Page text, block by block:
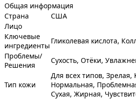
Общая информация
Страна
США
Лицо
Ключевые
ингредиенты
Гликолевая кислота,
Проблемы/
Решения
Сухость, Отёки,
Тип кожи
Для всех типов,
Нормальная,
Сухая, Жирная,